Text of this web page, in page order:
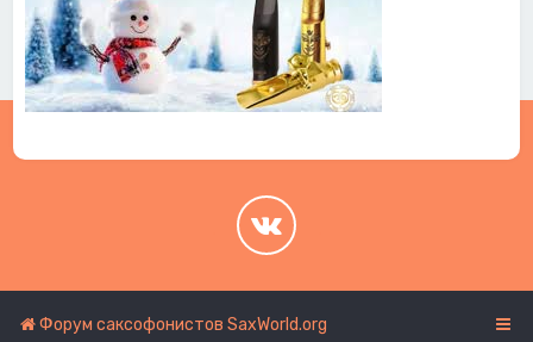
Форум саксофонистов SaxWorld.org